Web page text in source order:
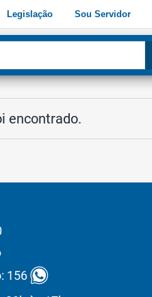
Legislação Sou Servidor
encontrado.
156